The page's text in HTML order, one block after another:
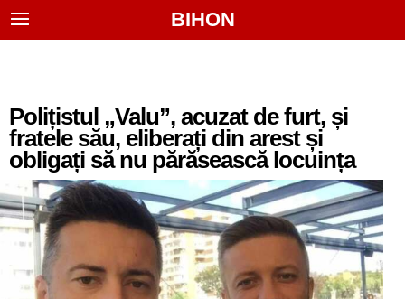
BIHON
Polițistul „Valu”, acuzat de furt, și
fratele său, eliberați din arest și
obligați să nu părăsească locuința